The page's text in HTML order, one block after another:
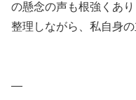
の懸念の声も根強くあ
整理しながら、私自身
—